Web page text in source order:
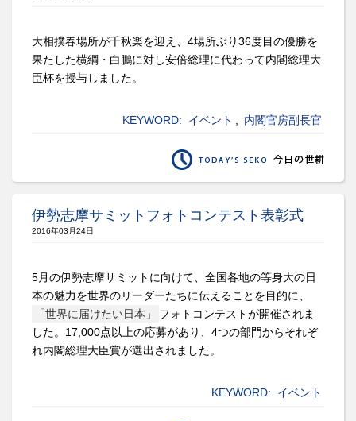
大相撲春場所が千秋楽を迎え、4場所ぶり36度目の優勝を
果たした横綱・白鵬に対し安倍総理に代わって内閣総理大
臣杯を授与しました。
KEYWORD: イベント 内閣官房副長官
伊勢志摩サミットフォトコンテスト表彰式
2016年03月24日
5月の伊勢志摩サミットに向けて、全国各地の等身大の日
本の魅力を世界のリーダーたちに伝えることを目的に、
「世界に届けたい日本」
フォトコンテストが開催されま
した。17,000点以上の応募があり、4つの部門からそれぞ
れ内閣総理大臣賞が選出されました。
KEYWORD: イベント